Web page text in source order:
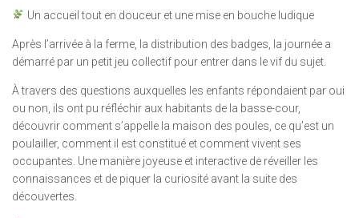
Un accueil tout en douceur et une mise en bouche ludique
Après l’arrivée à la ferme, la distribution des badges, la journée a
démarré par un petit jeu collectif pour entrer dans le vif du sujet.
À travers des questions auxquelles les enfants répondaient par oui
ou non, ils ont pu réfléchir aux habitants de la basse-cour,
découvrir comment s’appelle la maison des poules, ce qu’est un
poulailler, comment il est constitué et comment vivent ses
occupantes. Une manière joyeuse et interactive de réveiller les
connaissances et de piquer la curiosité avant la suite des
découvertes.